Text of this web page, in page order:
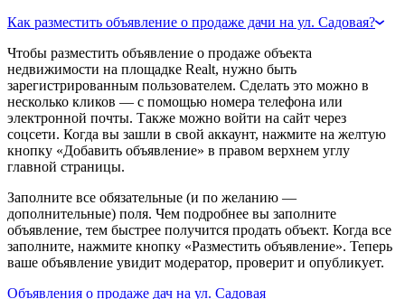
Как разместить объявление о продаже дачи на ул. Садовая?
Чтобы разместить объявление о продаже объекта
недвижимости на площадке Realt, нужно быть
зарегистрированным пользователем. Сделать это можно в
несколько кликов — с помощью номера телефона или
электронной почты. Также можно войти на сайт через
соцсети. Когда вы зашли в свой аккаунт, нажмите на желтую
кнопку «Добавить объявление» в правом верхнем углу
главной страницы.
Заполните все обязательные (и по желанию —
дополнительные) поля. Чем подробнее вы заполните
объявление, тем быстрее получится продать объект. Когда все
заполните, нажмите кнопку «Разместить объявление». Теперь
ваше объявление увидит модератор, проверит и опубликует.
Объявления о продаже дач на ул. Садовая